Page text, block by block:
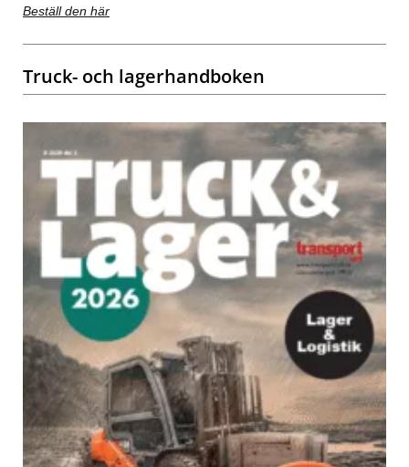
Beställ den här
Truck- och lagerhandboken